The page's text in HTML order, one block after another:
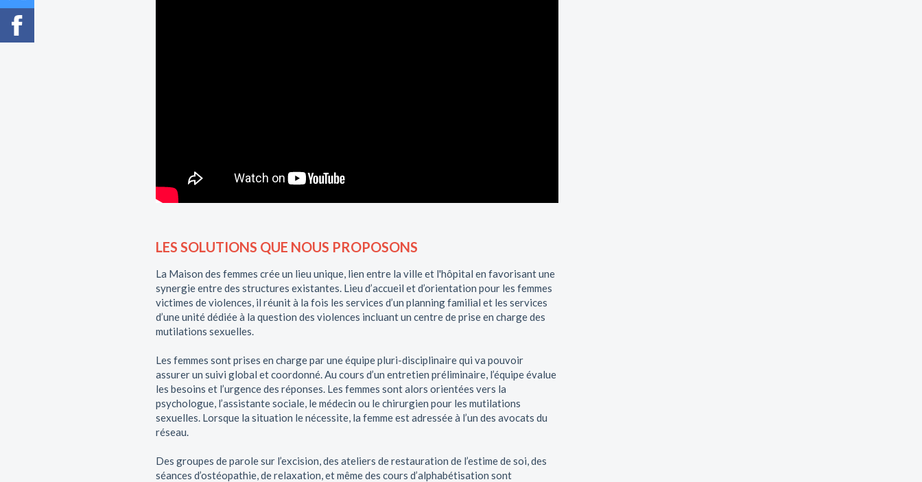
LES SOLUTIONS QUE NOUS PROPOSONS
La Maison des femmes crée un lieu unique, lien entre la ville et l'hôpital en favorisant une
synergie entre des structures existantes. Lieu d’accueil et d’orientation pour les femmes
victimes de violences, il réunit à la fois les services d’un planning familial et les services
d’une unité dédiée à la question des violences incluant un centre de prise en charge des
mutilations sexuelles.
Les femmes sont prises en charge par une équipe pluri-disciplinaire qui va pouvoir
assurer un suivi global et coordonné. Au cours d’un entretien préliminaire, l’équipe évalue
les besoins et l’urgence des réponses. Les femmes sont alors orientées vers la
psychologue, l’assistante sociale, le médecin ou le chirurgien pour les mutilations
sexuelles. Lorsque la situation le nécessite, la femme est adressée à l’un des avocats du
réseau.
Des groupes de parole sur l’excision, des ateliers de restauration de l’estime de soi, des
séances d’ostéopathie, de relaxation, et même des cours d’alphabétisation sont